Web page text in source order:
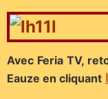
Avec Feria TV,
Eauze en cliquant